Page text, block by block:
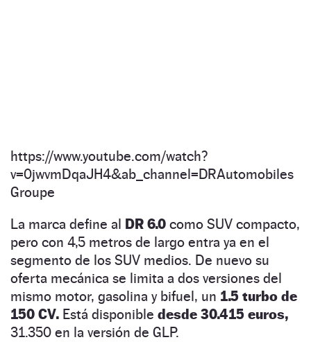
https://www.youtube.com/watch?
v=0jwvmDqaJH4&ab_channel=DRAutomobiles
Groupe
La marca define al DR 6.0 como SUV compacto,
pero con 4,5 metros de largo entra ya en el
segmento de los SUV medios. De nuevo su
oferta mecánica se limita a dos versiones del
mismo motor, gasolina y bifuel, un 1.5 turbo de
150 CV. Está disponible desde 30.415 euros,
31.350 en la versión de GLP.